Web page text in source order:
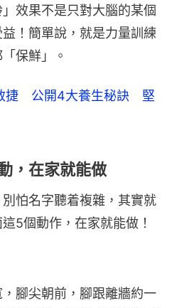
效果不是只對大腦的某個
！簡單說，就是力量訓練
保鮮」。
捷 公開4大養生秘訣 堅
，在家就能做
怕名字聽着複雜，其實就
5個動作，在家就能做！
腳尖朝前，腳跟離牆約一